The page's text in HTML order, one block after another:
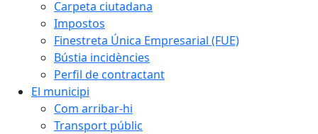
Carpeta ciutadana
Impostos
Finestreta Única Empresarial (FUE)
Bústia incidències
Perfil de contractant
El municipi
Com arribar-hi
Transport públic